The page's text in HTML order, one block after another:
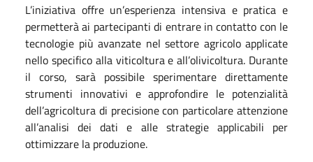
L’iniziativa offre un’esperienza intensiva e pratica e
permetterà ai partecipanti di entrare in contatto con le
tecnologie più avanzate nel settore agricolo applicate
nello specifico alla viticoltura e all’olivicoltura. Durante
il corso, sarà possibile sperimentare direttamente
strumenti innovativi e approfondire le potenzialità
dell’agricoltura di precisione con particolare attenzione
all’analisi dei dati e alle strategie applicabili per
ottimizzare la produzione.